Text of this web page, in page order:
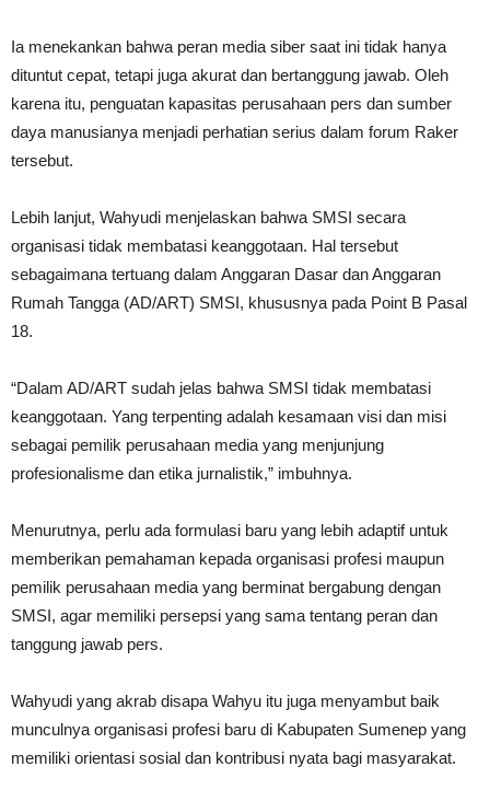
Ia menekankan bahwa peran media siber saat ini tidak hanya
dituntut cepat, tetapi juga akurat dan bertanggung jawab. Oleh
karena itu, penguatan kapasitas perusahaan pers dan sumber
daya manusianya menjadi perhatian serius dalam forum Raker
tersebut.
Lebih lanjut, Wahyudi menjelaskan bahwa SMSI secara
organisasi tidak membatasi keanggotaan. Hal tersebut
sebagaimana tertuang dalam Anggaran Dasar dan Anggaran
Rumah Tangga (AD/ART) SMSI, khususnya pada Point B Pasal
18.
“Dalam AD/ART sudah jelas bahwa SMSI tidak membatasi
keanggotaan. Yang terpenting adalah kesamaan visi dan misi
sebagai pemilik perusahaan media yang menjunjung
profesionalisme dan etika jurnalistik,” imbuhnya.
Menurutnya, perlu ada formulasi baru yang lebih adaptif untuk
memberikan pemahaman kepada organisasi profesi maupun
pemilik perusahaan media yang berminat bergabung dengan
SMSI, agar memiliki persepsi yang sama tentang peran dan
tanggung jawab pers.
Wahyudi yang akrab disapa Wahyu itu juga menyambut baik
munculnya organisasi profesi baru di Kabupaten Sumenep yang
memiliki orientasi sosial dan kontribusi nyata bagi masyarakat.